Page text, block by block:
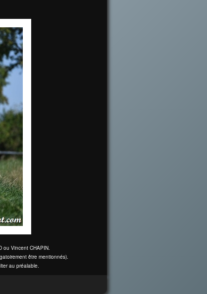
Vincent CHAPIN.
être mentionnés).
au préalable.